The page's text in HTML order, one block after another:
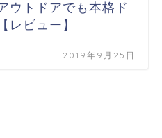
ウトドアでも本格ド
レビュー】
2019年9月25日